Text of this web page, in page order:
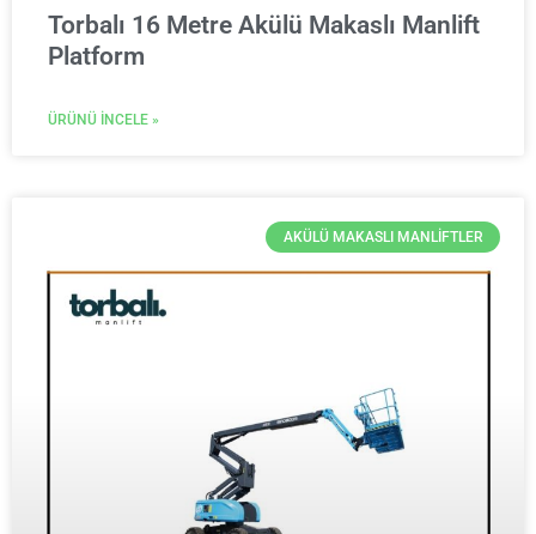
Torbalı 16 Metre Akülü Makaslı Manlift
Platform
ÜRÜNÜ İNCELE »
AKÜLÜ MAKASLI MANLIFTLER